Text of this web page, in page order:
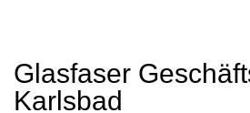
Glasfaser
Karlsbad